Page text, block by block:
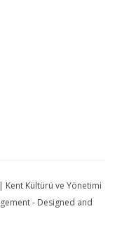
Kent Kültürü ve Yönetimi
- Designed and